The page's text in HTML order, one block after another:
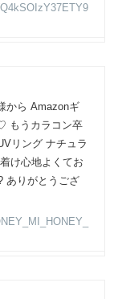
から Amazonギ
もうカラコン卒
リング ナチュラ
け心地よくてお
ありがとうござ